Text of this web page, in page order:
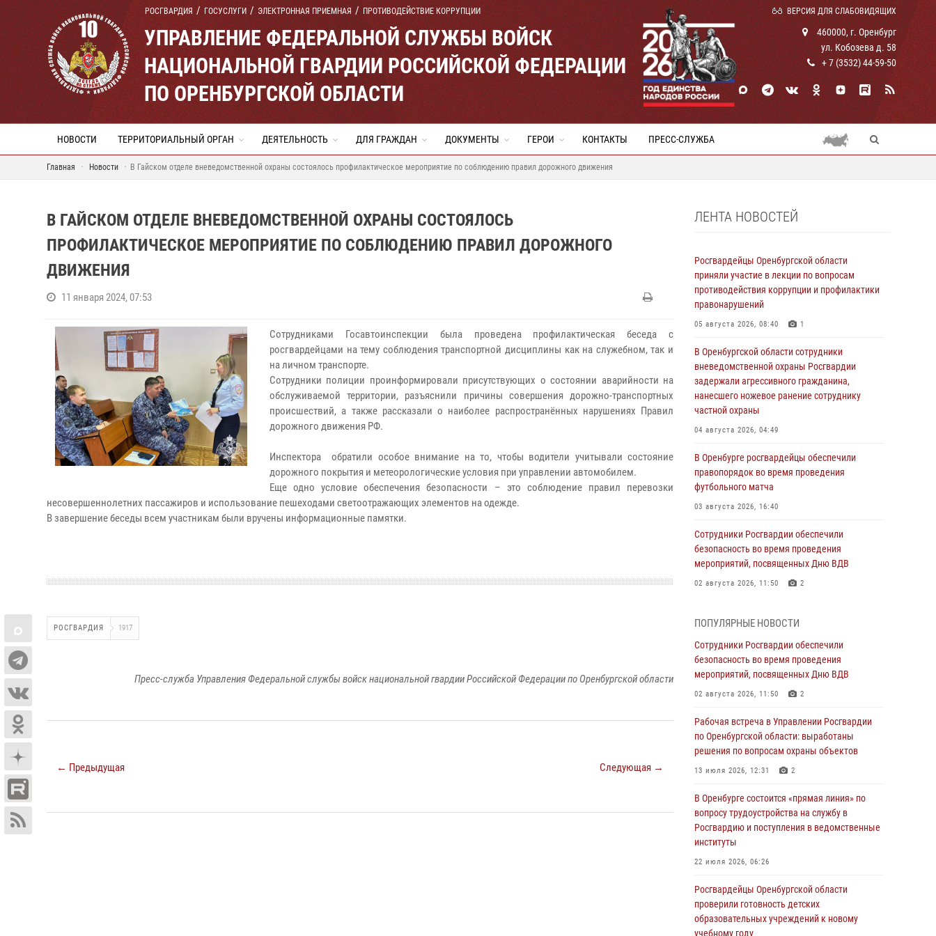
РОСГВАРДИЯ ГОСУСЛУГИ ЭЛЕКТРОННАЯ ПРИЕМНАЯ ПРОТИВОДЕЙСТВИЕ КОРРУПЦИИ ВЕРСИЯ ДЛЯ СЛАБОВИДЯЩИХ
УПРАВЛЕНИЕ ФЕДЕРАЛЬНОЙ СЛУЖБЫ ВОЙСК
НАЦИОНАЛЬНОЙ ГВАРДИИ РОССИЙСКОЙ ФЕДЕРАЦИИ
ПО ОРЕНБУРГСКОЙ ОБЛАСТИ
460000, г. Оренбург
ул. Кобозева д. 58
+ 7 (3532) 44-59-50
НОВОСТИ ТЕРРИТОРИАЛЬНЫЙ ОРГАН ДЕЯТЕЛЬНОСТЬ ДЛЯ ГРАЖДАН ДОКУМЕНТЫ ГЕРОИ КОНТАКТЫ ПРЕСС-СЛУЖБА
Главная Новости В Гайском отделе вневедомственной охраны состоялось профилактическое мероприятие по соблюдению правил дорожного движения
В ГАЙСКОМ ОТДЕЛЕ ВНЕВЕДОМСТВЕННОЙ ОХРАНЫ СОСТОЯЛОСЬ
ПРОФИЛАКТИЧЕСКОЕ МЕРОПРИЯТИЕ ПО СОБЛЮДЕНИЮ ПРАВИЛ ДОРОЖНОГО
ДВИЖЕНИЯ
11 января 2024, 07:53
Сотрудниками Госавтоинспекции была проведена профилактическая беседа с
росгвардейцами на тему соблюдения транспортной дисциплины как на служебном, так и
на личном транспорте.
Сотрудники полиции проинформировали присутствующих о состоянии аварийности на
обслуживаемой территории, разъяснили причины совершения дорожно-транспортных
происшествий, а также рассказали о наиболее распространённых нарушениях Правил
дорожного движения РФ.
Инспектора обратили особое внимание на то, чтобы водители учитывали состояние
дорожного покрытия и метеорологические условия при управлении автомобилем.
Еще одно условие обеспечения безопасности – это соблюдение правил перевозки
несовершеннолетних пассажиров и использование пешеходами светоотражающих элементов на одежде.
В завершение беседы всем участникам были вручены информационные памятки.
РОСГВАРДИЯ 1917
Пресс-служба Управления Федеральной службы войск национальной гвардии Российской Федерации по Оренбургской области
← Предыдущая Следующая →
ЛЕНТА НОВОСТЕЙ
Росгвардейцы Оренбургской области
приняли участие в лекции по вопросам
противодействия коррупции и профилактики
правонарушений
05 августа 2026, 08:40 1
В Оренбургской области сотрудники
вневедомственной охраны Росгвардии
задержали агрессивного гражданина,
нанесшего ножевое ранение сотруднику
частной охраны
04 августа 2026, 04:49
В Оренбурге росгвардейцы обеспечили
правопорядок во время проведения
футбольного матча
03 августа 2026, 16:40
Сотрудники Росгвардии обеспечили
безопасность во время проведения
мероприятий, посвященных Дню ВДВ
02 августа 2026, 11:50 2
гражданами по вопросу трудоустройства на
службу в Росгвардию и поступления в
ведомственные институты
30 июля 2026, 04:44
Дню Крещения Руси
28 июля 2026, 09:41 1
Росгвардейцы обеспечили правопорядок на
27 июля 2026, 14:36 2
Росгвардейцы предотвратили трагедию:
спасен мужчина в тяжелой жизненной
Росгвардейцы Оренбургской области
проверили готовность детских
образовательных учреждений к новому
ПОПУЛЯРНЫЕ НОВОСТИ
Сотрудники Росгвардии обеспечили
безопасность во время проведения
мероприятий, посвященных Дню ВДВ
02 августа 2026, 11:50 2
Рабочая встреча в Управлении Росгвардии
по Оренбургской области: выработаны
решения по вопросам охраны объектов
13 июля 2026, 12:31 2
В Оренбурге состоится «прямая линия» по
вопросу трудоустройства на службу в
Росгвардию и поступления в ведомственные
институты
22 июля 2026, 06:26
Росгвардейцы Оренбургской области
проверили готовность детских
образовательных учреждений к новому
учебному году